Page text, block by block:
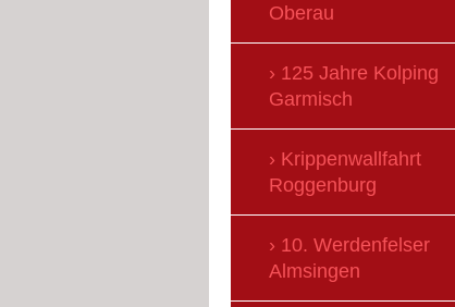
Oberau
125 Jahre Kolping
Garmisch
Krippenwallfahrt
Roggenburg
10. Werdenfelser
Almsingen